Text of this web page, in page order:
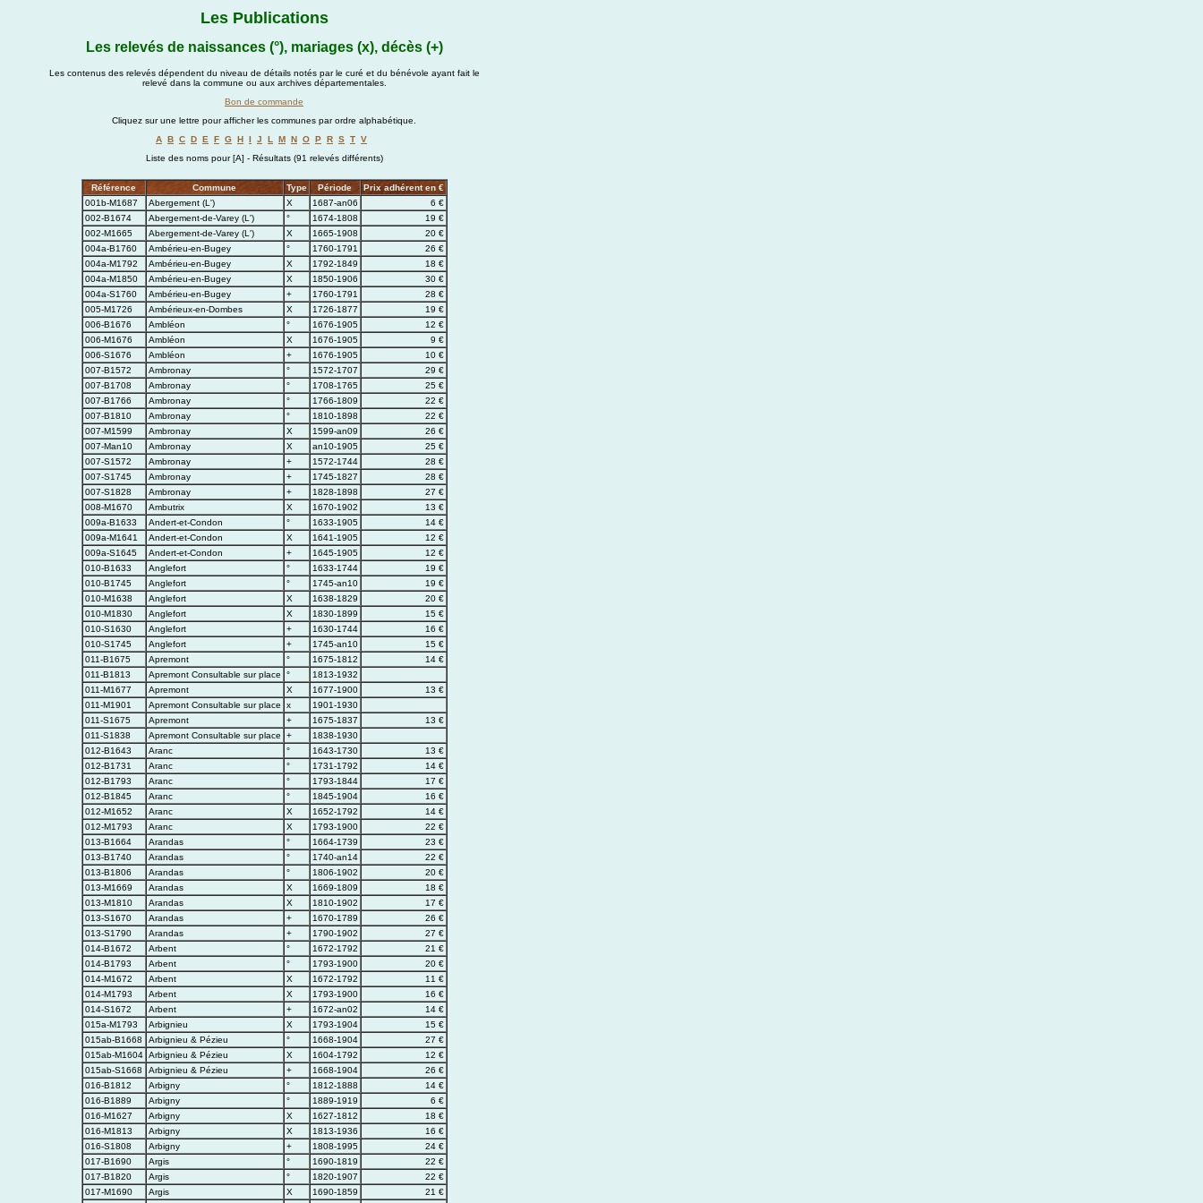
Les Publications
Les relevés de naissances (°), mariages (x), décès (+)
Les contenus des relevés dépendent du niveau de détails notés par le curé et du bénévole ayant fait le
relevé dans la commune ou aux archives départementales.
Bon de commande
Cliquez sur une lettre pour afficher les communes par ordre alphabétique.
A B C D E F G H I J L M N O P R S T V
Liste des noms pour [A] - Résultats (91 relevés différents)
Référence Commune Type Période
Prix adhérent en €
001b-M1687
Abergement (L') X 1687-an06
6 €
002-B1674
Abergement-de-Varey (L') ° 1674-1808
19 €
002-M1665
Abergement-de-Varey (L') X 1665-1908
20 €
004a-B1760
Ambérieu-en-Bugey ° 1760-1791
26 €
004a-M1792
Ambérieu-en-Bugey X 1792-1849
18 €
004a-M1850
Ambérieu-en-Bugey X 1850-1906
30 €
004a-S1760
Ambérieu-en-Bugey + 1760-1791
28 €
005-M1726
Ambérieux-en-Dombes X 1726-1877
19 €
006-B1676
Ambléon ° 1676-1905
12 €
006-M1676
Ambléon X 1676-1905
9 €
006-S1676
Ambléon + 1676-1905
10 €
007-B1572
Ambronay ° 1572-1707
29 €
007-B1708
Ambronay ° 1708-1765
25 €
007-B1766
Ambronay ° 1766-1809
22 €
007-B1810
Ambronay ° 1810-1898
22 €
007-M1599
Ambronay X 1599-an09
26 €
007-Man10
Ambronay X an10-1905
25 €
007-S1572
Ambronay + 1572-1744
28 €
007-S1745
Ambronay + 1745-1827
28 €
007-S1828
Ambronay + 1828-1898
27 €
008-M1670
Ambutrix X 1670-1902
13 €
009a-B1633
Andert-et-Condon ° 1633-1905
14 €
009a-M1641
Andert-et-Condon X 1641-1905
12 €
009a-S1645
Andert-et-Condon + 1645-1905
12 €
010-B1633
Anglefort ° 1633-1744
19 €
010-B1745
Anglefort ° 1745-an10
19 €
010-M1638
Anglefort X 1638-1829
20 €
010-M1830
Anglefort X 1830-1899
15 €
010-S1630
Anglefort + 1630-1744
16 €
010-S1745
Anglefort + 1745-an10
15 €
011-B1675
Apremont ° 1675-1812
14 €
011-B1813
Apremont Consultable sur place °
1813-1932
011-M1677
Apremont X 1677-1900
13 €
011-M1901
Apremont Consultable sur place x
1901-1930
011-S1675
Apremont + 1675-1837
13 €
011-S1838
Apremont Consultable sur place +
1838-1930
012-B1643
Aranc ° 1643-1730
13 €
012-B1731
Aranc ° 1731-1792
14 €
012-B1793
Aranc ° 1793-1844
17 €
012-B1845
Aranc ° 1845-1904
16 €
012-M1652
Aranc X 1652-1792
14 €
012-M1793
Aranc X 1793-1900
22 €
013-B1664
Arandas ° 1664-1739
23 €
013-B1740
Arandas ° 1740-an14
22 €
013-B1806
Arandas ° 1806-1902
20 €
013-M1669
Arandas X 1669-1809
18 €
013-M1810
Arandas X 1810-1902
17 €
013-S1670
Arandas + 1670-1789
26 €
013-S1790
Arandas + 1790-1902
27 €
014-B1672
Arbent ° 1672-1792
21 €
014-B1793
Arbent ° 1793-1900
20 €
014-M1672
Arbent X 1672-1792
11 €
014-M1793
Arbent X 1793-1900
16 €
014-S1672
Arbent + 1672-an02
14 €
015a-M1793
Arbignieu X 1793-1904
15 €
015ab-B1668
Arbignieu & Pézieu ° 1668-1904
27 €
015ab-M1604 Arbignieu & Pézieu X 1604-1792
12 €
015ab-S1668
Arbignieu & Pézieu + 1668-1904
26 €
016-B1812
Arbigny ° 1812-1888
14 €
016-B1889
Arbigny ° 1889-1919
6 €
016-M1627
Arbigny X 1627-1812
18 €
016-M1813
Arbigny X 1813-1936
16 €
016-S1808
Arbigny + 1808-1995
24 €
017-B1690
Argis ° 1690-1819
22 €
017-B1820
Argis ° 1820-1907
22 €
017-M1690
Argis X 1690-1859
21 €